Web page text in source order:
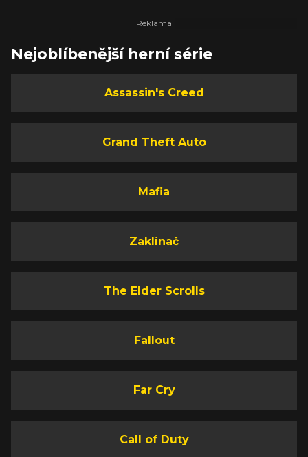
Nejoblíbenější herní série
Assassin's Creed
Grand Theft Auto
Mafia
Zaklínač
The Elder Scrolls
Fallout
Far Cry
Call of Duty